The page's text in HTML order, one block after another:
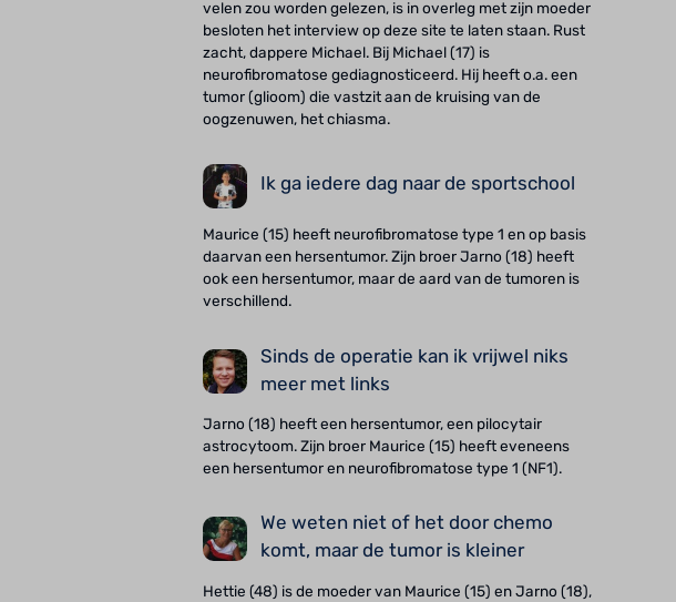
velen zou worden gelezen, is in overleg met zijn moeder
besloten het interview op deze site te laten staan. Rust
zacht, dappere Michael. Bij Michael (17) is
neurofibromatose gediagnosticeerd. Hij heeft o.a. een
tumor (glioom) die vastzit aan de kruising van de
oogzenuwen, het chiasma.
Ik ga iedere dag naar de sportschool
Maurice (15) heeft neurofibromatose type 1 en op basis
daarvan een hersentumor. Zijn broer Jarno (18) heeft
ook een hersentumor, maar de aard van de tumoren is
verschillend.
Sinds de operatie kan ik vrijwel niks
meer met links
Jarno (18) heeft een hersentumor, een pilocytair
astrocytoom. Zijn broer Maurice (15) heeft eveneens
een hersentumor en neurofibromatose type 1 (NF1).
We weten niet of het door chemo
komt, maar de tumor is kleiner
Hettie (48) is de moeder van Maurice (15) en Jarno (18),